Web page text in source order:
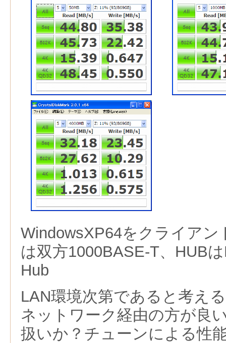
WindowsXP64をクライアン
は双方1000BASE-T、HUB
Hub
LAN環境次第であると考え
ネットワーク経由の方が良
扱いか？チューンによる性